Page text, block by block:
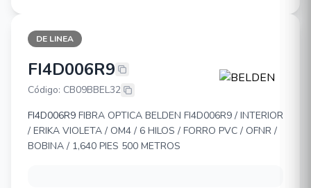
DE LINEA
BELDEN FI4D006R9
FI4D006R9
Código: CB09BBEL32
FI4D006R9 FIBRA OPTICA BELDEN FI4D006R9 / INTERIOR
/ ERIKA VIOLETA / OM4 / 6 HILOS / FORRO PVC / OFNR /
BOBINA / 1,640 PIES 500 METROS